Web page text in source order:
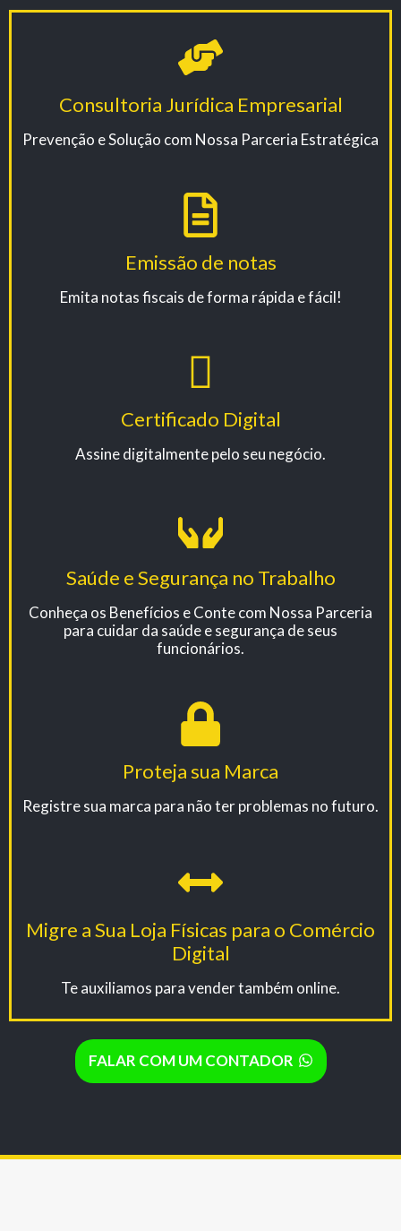
Consultoria Jurídica Empresarial
Prevenção e Solução com Nossa Parceria Estratégica
Emissão de notas
Emita notas fiscais de forma rápida e fácil!
Certificado Digital
Assine digitalmente pelo seu negócio.
Saúde e Segurança no Trabalho
Conheça os Benefícios e Conte com Nossa Parceria
para cuidar da saúde e segurança de seus
funcionários.
Proteja sua Marca
Registre sua marca para não ter problemas no futuro.
Migre a Sua Loja Físicas para o Comércio
Digital
Te auxiliamos para vender também online.
FALAR COM UM CONTADOR